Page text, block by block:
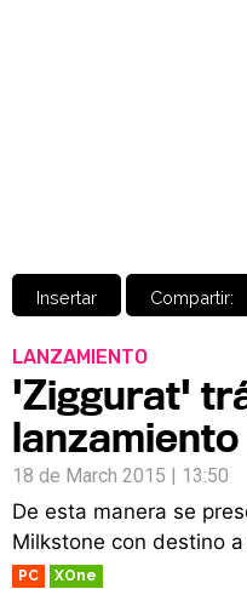
Insertar Compartir:
LANZAMIENTO
'Ziggurat'
lanzamiento
18 de March 2015 | 13:50
De esta manera se
Milkstone con destino
PC XOne